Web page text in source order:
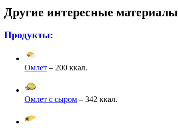
Другие интересные материалы
Продукты:
Омлет – 200 ккал.
Омлет с сыром – 342 ккал.